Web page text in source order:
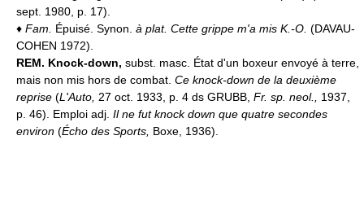
sept. 1980, p. 17).
♦ Fam. Épuisé. Synon. à plat. Cette grippe m'a mis K.-O. (DAVAU-
COHEN 1972).
REM. Knock-down, subst. masc. État d'un boxeur envoyé à terre,
mais non mis hors de combat. Ce knock-down de la deuxième
reprise (L'Auto, 27 oct. 1933, p. 4 ds GRUBB, Fr. sp. neol., 1937,
p. 46). Emploi adj. Il ne fut knock down que quatre secondes
environ (Écho des Sports, Boxe, 1936).